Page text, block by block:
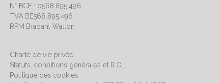
N° BCE : 0568.895.496
TVA BE568.895.496
RPM Brabant Wallon
Charte de vie privée
Statuts, conditions générales et R.O.I.
Politique des cookies